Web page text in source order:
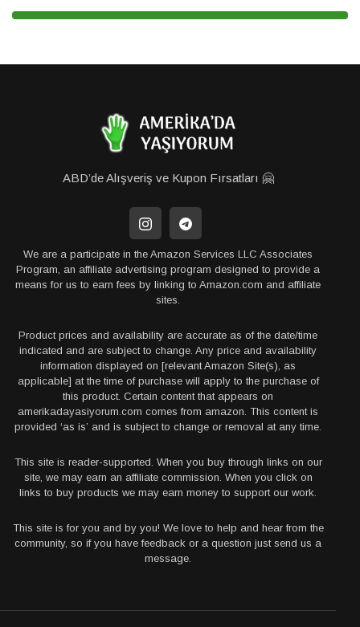
ABD’de Alışveriş ve Kupon Fırsatları 🤗
We are a participate in the Amazon Services LLC Associates
Program, an affiliate advertising program designed to provide a
means for us to earn fees by linking to Amazon.com and affiliate
sites.
Product prices and availability are accurate as of the date/time
indicated and are subject to change. Any price and availability
information displayed on [relevant Amazon Site(s), as
applicable] at the time of purchase will apply to the purchase of
this product. Certain content that appears on
amerikadayasiyorum.com comes from amazon. This content is
provided ‘as is’ and is subject to change or removal at any time.
This site is reader-supported. When you buy through links on our
site, we may earn an affiliate commission. When you click on
links to buy products we may earn money to support our work.
This site is for you and by you! We love to help and hear from the
community, so if you have feedback or a question just send us a
message.